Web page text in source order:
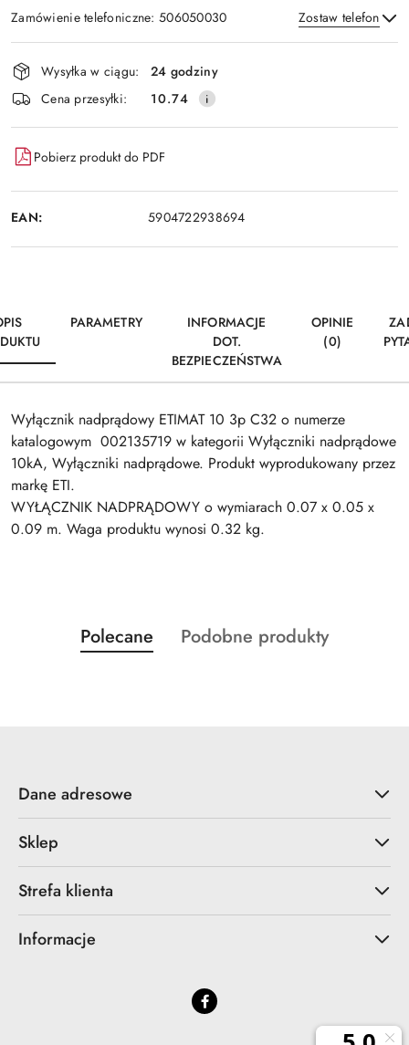
Zamówienie telefoniczne: 506050030 Zostaw telefon
Wyślij
Dostępność
i
dostawa
Wysyłka w ciągu:
24 godziny
Cena przesyłki:
10.74
Pobierz produkt do PDF
EAN: 5904722938694
PARAMETRY
INFORMACJE
DOT.
BEZPIECZEŃSTWA
OPINIE
(0)
Wyłącznik nadprądowy ETIMAT 10 3p C32 o numerze
katalogowym 002135719 w kategorii Wyłączniki nadprądowe
10kA, Wyłączniki nadprądowe. Produkt wyprodukowany przez
markę ETI.
WYŁĄCZNIK NADPRĄDOWY o wymiarach 0.07 x 0.05 x
0.09 m. Waga produktu wynosi 0.32 kg.
Pomiń karuzelę produktów
Produkty
o
Polecane
Produkty
Podobne produkty
Dane adresowe
Sklep
Strefa klienta
Informacje